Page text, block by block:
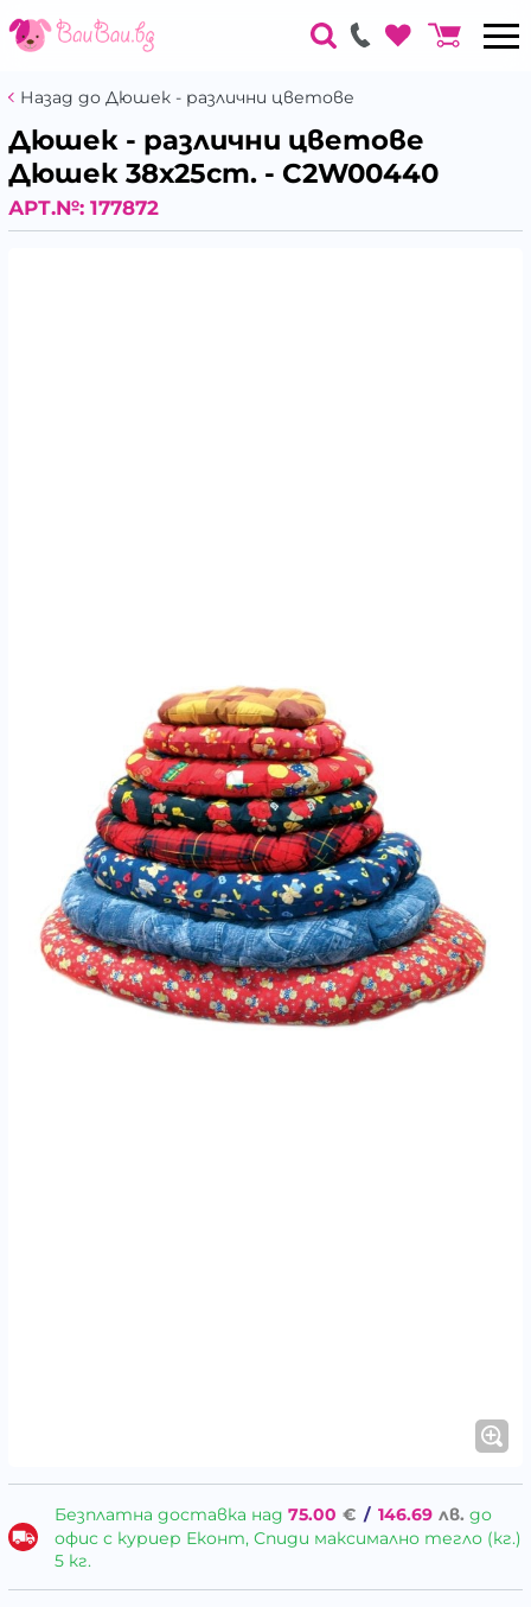
Назад до Дюшек - различни цветове
Дюшек - различни цветове
Дюшек 38х25cm. - C2W00440
АРТ.№: 177872
Безплатна доставка над 75.00 € / 146.69 лв. до
офис с куриер Еконт, Спиди максимално тегло (кг.)
5 кг.